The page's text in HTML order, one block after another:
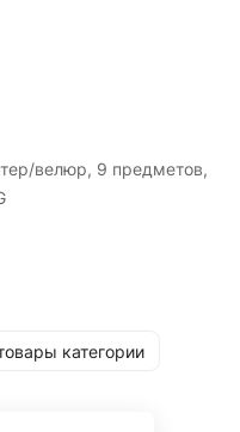
велюр, 9 предметов,
категории